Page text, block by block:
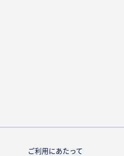
ご利用にあたって